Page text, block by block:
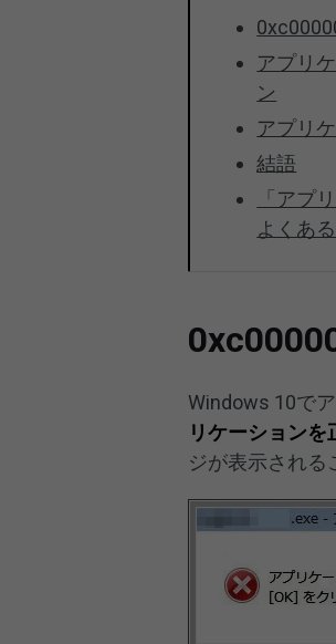
アプリ
ン
アプリ
結語
「アプ
よくあ
Windows 10で
リケーションを
ジが表示される